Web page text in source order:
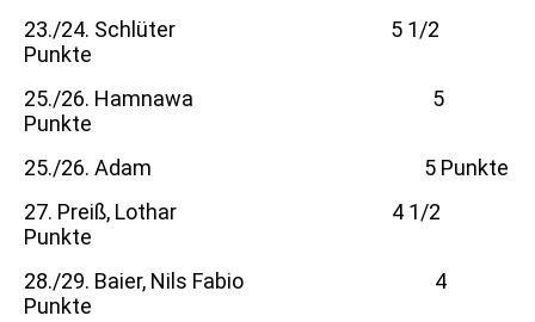
23./24. Schlüter 5 1/2
Punkte
25./26. Hamnawa 5
Punkte
25./26. Adam 5 Punkte
27. Preiß, Lothar 4 1/2
Punkte
28./29. Baier, Nils Fabio 4
Punkte